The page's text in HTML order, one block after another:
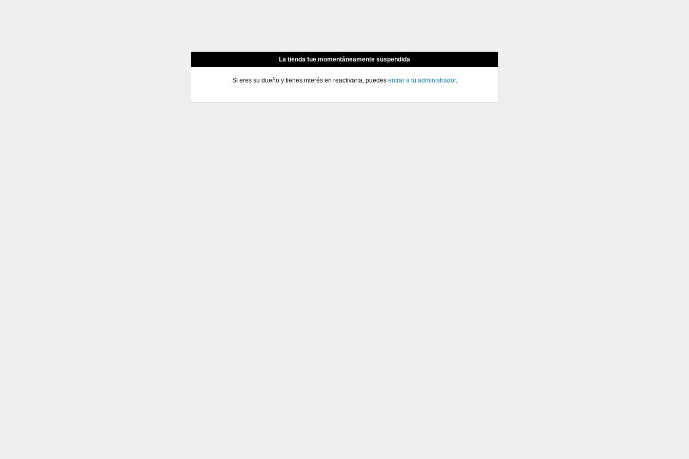
La tienda fue momentáneamente suspendida
Si eres su dueño y tienes interés en reactivarla, puedes entrar a tu administrador.